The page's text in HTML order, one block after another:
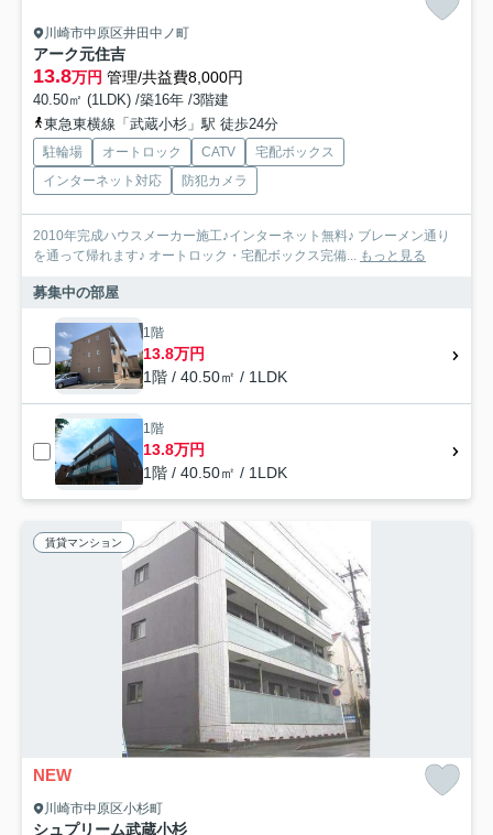
川崎市中原区井田中ノ町
アーク元住吉
13.8万円 管理/共益費8,000円
40.50㎡ (1LDK) /築16年 /3階建
東急東横線「武蔵小杉」駅 徒歩24分
駐輪場 オートロック CATV
宅配ボックス
インターネット対応
防犯カメラ
2010年完成ハウスメーカー施工♪インターネット無料♪ ブレーメン通り
を通って帰れます♪ オートロック・宅配ボックス完備... もっと見る
募集中の部屋
1階
13.8万円
1階 / 40.50㎡ / 1LDK
1階
13.8万円
1階 / 40.50㎡ / 1LDK
賃貸マンション
NEW
川崎市中原区小杉町
シュプリーム武蔵小杉